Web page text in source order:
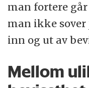
man fortere
man ikke
inn og ut av
Mellom